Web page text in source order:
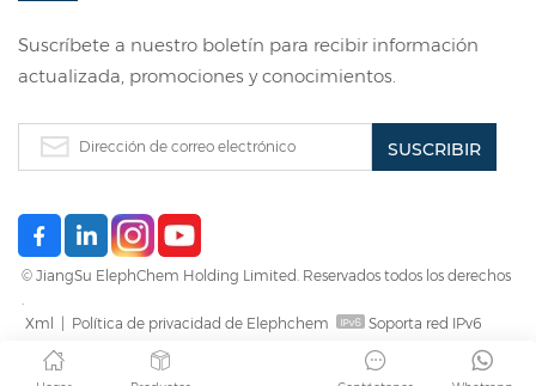
tuberías.
Suscríbete a nuestro boletín para recibir información
actualizada, promociones y conocimientos.
© JiangSu ElephChem Holding Limited. Reservados todos los derechos
Xml
Política de privacidad de Elephchem Soporta red IPv6